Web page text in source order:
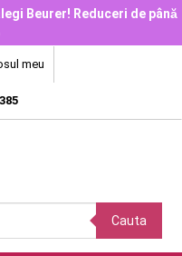
Beurer! Reduceri de până
meu
Cauta